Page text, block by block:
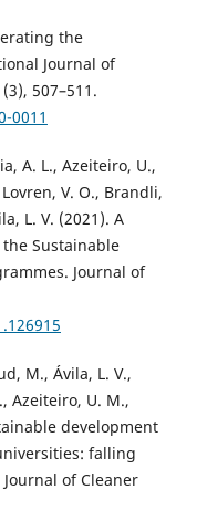
the
Journal of
507–511.
0011
A. L., Azeiteiro, U.,
V. O., Brandli,
L. V. (2021). A
Sustainable
Journal of
M., Ávila, L. V.,
Azeiteiro, U. M.,
development
falling
of Cleaner